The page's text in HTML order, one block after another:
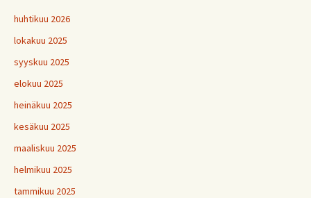
huhtikuu 2026
lokakuu 2025
syyskuu 2025
elokuu 2025
heinäkuu 2025
kesäkuu 2025
maaliskuu 2025
helmikuu 2025
tammikuu 2025